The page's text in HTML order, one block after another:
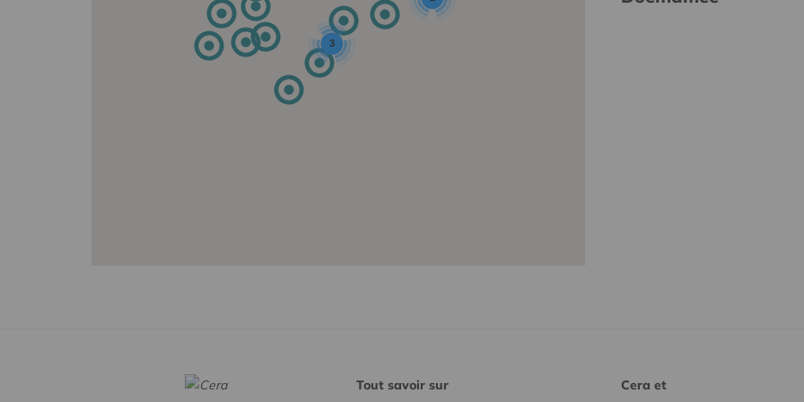
3
Tout savoir sur
Cera et